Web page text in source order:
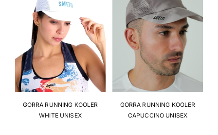
GORRA RUNNING KOOLER
WHITE UNISEX
GORRA RUNNING KOOLER
CAPUCCINO UNISEX